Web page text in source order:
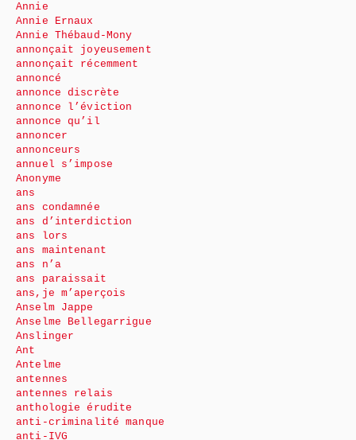
Annie
Annie Ernaux
Annie Thébaud-Mony
annonçait joyeusement
annonçait récemment
annoncé
annonce discrète
annonce l’éviction
annonce qu’il
annoncer
annonceurs
annuel s’impose
Anonyme
ans
ans condamnée
ans d’interdiction
ans lors
ans maintenant
ans n’a
ans paraissait
ans,je m’aperçois
Anselm Jappe
Anselme Bellegarrigue
Anslinger
Ant
Antelme
antennes
antennes relais
anthologie érudite
anti-criminalité manque
anti-IVG